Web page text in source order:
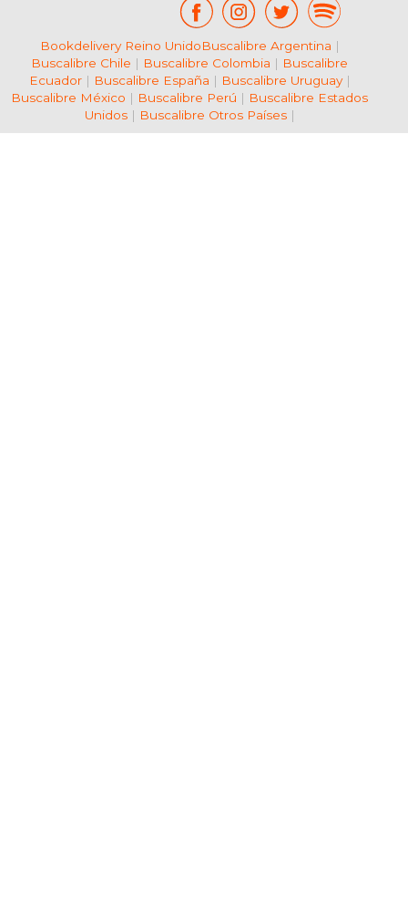
Bookdelivery Reino UnidoBuscalibre Argentina |
Buscalibre Chile | Buscalibre Colombia | Buscalibre
Ecuador| Buscalibre España | Buscalibre Uruguay|
Buscalibre México | Buscalibre Perú | Buscalibre Estados
Unidos| Buscalibre Otros Países|